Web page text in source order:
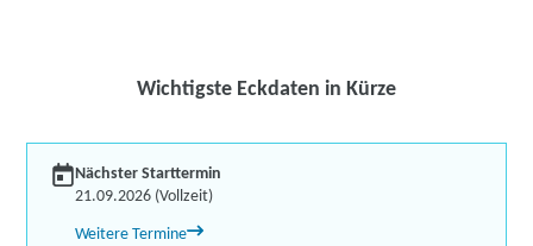
Wichtigste Eckdaten in Kürze
Nächster Starttermin
21.09.2026 (Vollzeit)
Weitere Termine